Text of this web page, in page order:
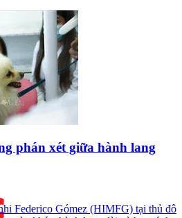
phán xét giữa hành lang
Federico Gómez (HIMFG) tại thủ đô